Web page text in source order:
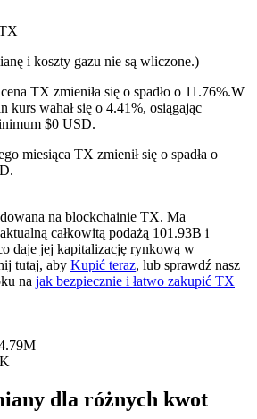
na USDC
USDC jako zabezpieczenie
i koszty gazu nie są wliczone.)
TX zmieniła się o spadło o 11.76%.W
kurs wahał się o 4.41%, osiągając
$0 USD.
miesiąca TX zmienił się o spadła o
na blockchainie TX. Ma
całkowitą podażą 101.93B i
daje jej kapitalizację rynkową w
tutaj, aby Kupić teraz, lub sprawdź nasz
na jak bezpiecznie i łatwo zakupić TX
dla różnych kwot